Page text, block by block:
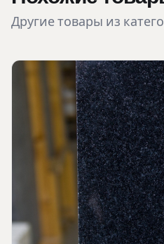
Другие товары из